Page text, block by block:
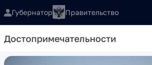
Губернатор Правительство
Достопримечательности